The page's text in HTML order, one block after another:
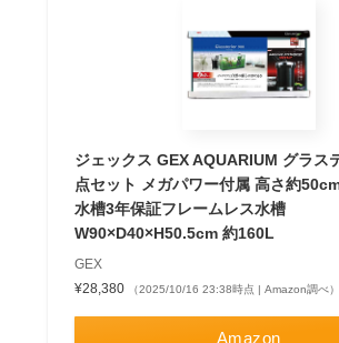
ジェックス GEX AQUARIUM グラス
点セット メガパワー付属 高さ約
水槽3年保証フレームレス水槽
W90×D40×H50.5cm 約160L
GEX
¥28,380
（2025/10/16 23:38時点 | Amazon調べ）
Amazon